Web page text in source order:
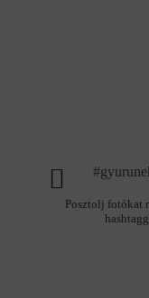
Posztolj fotókat